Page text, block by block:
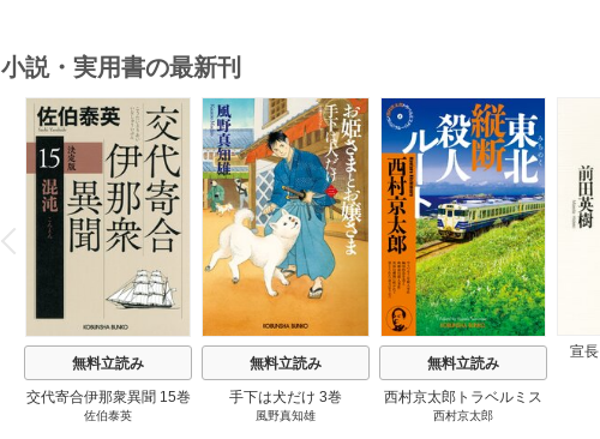
小説・実用書の最新刊
P
r
e
i
o
u
s
無料立読み
交代寄合伊那衆異聞 15巻
佐伯泰英
無料立読み
手下は犬だけ 3巻
風野真知雄
無料立読み
西村京太郎トラベルミス
テリー・セレクション 2
西村京太郎
宣